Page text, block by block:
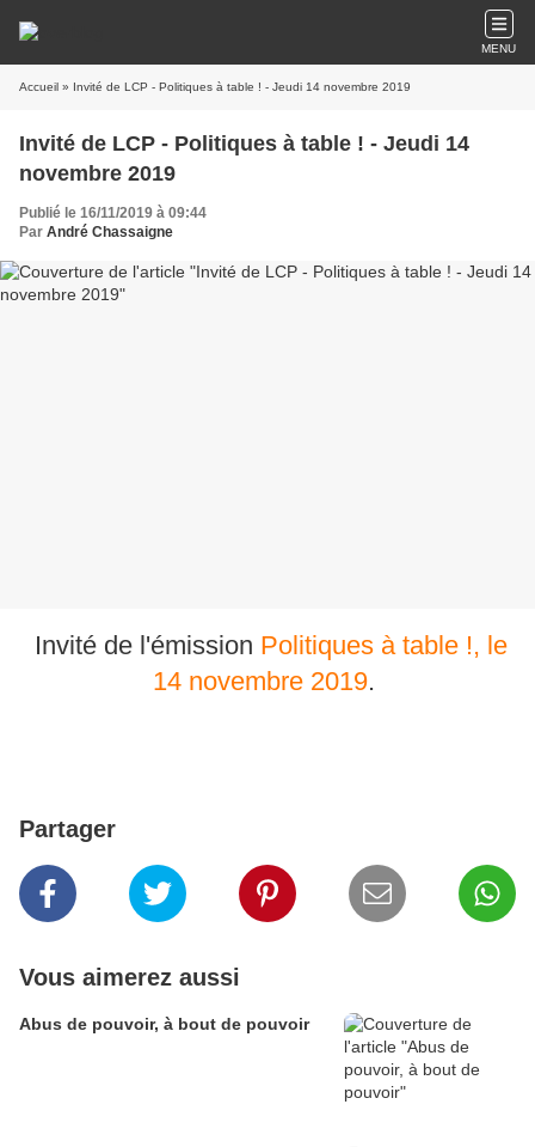
MENU
Accueil » Invité de LCP - Politiques à table ! - Jeudi 14 novembre 2019
Invité de LCP - Politiques à table ! - Jeudi 14
novembre 2019
Publié le 16/11/2019 à 09:44
Par André Chassaigne
Invité de l'émission Politiques à table !, le
14 novembre 2019.
Partager
Vous aimerez aussi
Abus de pouvoir, à bout de pouvoir